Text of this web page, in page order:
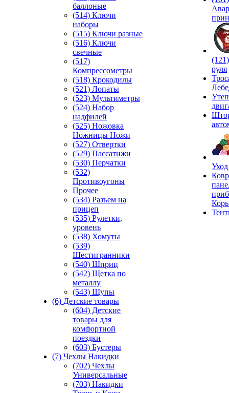
баллоные
(514) Ключи
наборы
(515) Ключи разные
(516) Ключи
свечные
(517)
Компрессометры
(518) Крокодилы
(521) Лопаты
(523) Мультиметры
(524) Набор
надфилей
(525) Ножовка
Ножницы Ножи
(527) Отвертки
(529) Пассатижи
(530) Перчатки
(532)
Противоугоны
Прочее
(534) Разъем на
прицеп
(535) Рулетки,
уровень
(538) Хомуты
(539)
Шестигранники
(540) Шприц
(542) Щетка по
металлу
(543) Щупы
(6) Детские товары
(604) Детские
товары для
комфортной
поездки
(603) Бустеры
(7) Чехлы Накидки
(702) Чехлы
Универсальные
(703) Накидки
руля
Уход